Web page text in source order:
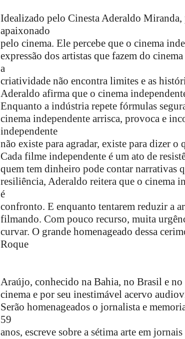
Idealizado pelo Cinesta Aderaldo
apaixonado
pelo cinema. Ele percebe que o cinema
expressão dos artistas que fazem do
a
criatividade não encontra limites e as
Aderaldo afirma que o cinema
Enquanto a indústria repete fórmulas
cinema independente arrisca, provoca e
independente
não existe para agradar, existe para dizer o
Cada filme independente é um ato de
quem tem dinheiro pode contar narrativas
resiliência, Aderaldo reitera que o cinema
é
confronto. E enquanto tentarem reduzir a
filmando. Com pouco recurso, muita
curvar. O grande homenageado dessa
Roque
Araújo, conhecido na Bahia, no Brasil e
cinema e por seu inestimável acervo
Serão homenageados o jornalista e
59
anos, escreve sobre a sétima arte em